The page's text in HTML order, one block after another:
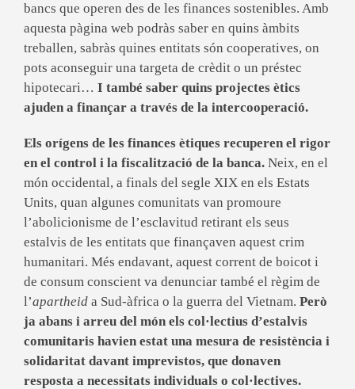
bancs que operen des de les finances sostenibles. Amb
aquesta pàgina web podràs saber en quins àmbits
treballen, sabràs quines entitats són cooperatives, on
pots aconseguir una targeta de crèdit o un préstec
hipotecari… I també saber quins projectes ètics
ajuden a finançar a través de la intercooperació.
Els orígens de les finances ètiques recuperen el rigor
en el control i la fiscalització de la banca. Neix, en el
món occidental, a finals del segle XIX en els Estats
Units, quan algunes comunitats van promoure
l’abolicionisme de l’esclavitud retirant els seus
estalvis de les entitats que finançaven aquest crim
humanitari. Més endavant, aquest corrent de boicot i
de consum conscient va denunciar també el règim de
l’apartheid a Sud-àfrica o la guerra del Vietnam. Però
ja abans i arreu del món els col·lectius d’estalvis
comunitaris havien estat una mesura de resistència i
solidaritat davant imprevistos, que donaven
resposta a necessitats individuals o col·lectives.